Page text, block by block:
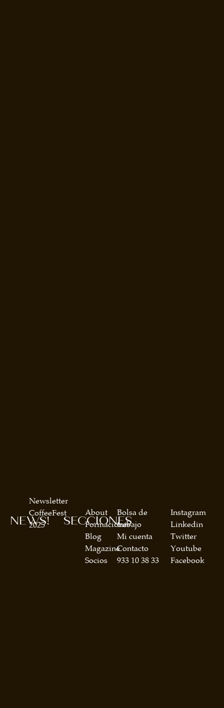
SECCIONES
About
Formaciones
Blog
Magazine
Socios
Bolsa de
trabajo
Mi cuenta
Contacto
933 10 38 33
NEWS!
Newsletter
CoffeeFest
2025
Instagram
Linkedin
Twitter
Youtube
Facebook